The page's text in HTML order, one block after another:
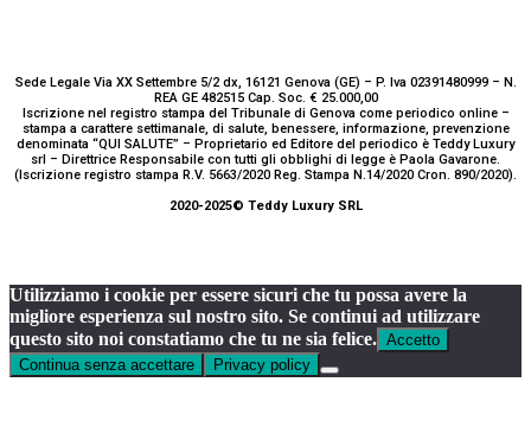
Sede Legale Via XX Settembre 5/2 dx, 16121 Genova (GE) – P. Iva 02391480999 – N.
REA GE 482515 Cap. Soc. € 25.000,00
Iscrizione nel registro stampa del Tribunale di Genova come periodico online –
stampa a carattere settimanale, di salute, benessere, informazione, prevenzione
denominata “QUI SALUTE” – Proprietario ed Editore del periodico è Teddy Luxury
srl – Direttrice Responsabile con tutti gli obblighi di legge è Paola Gavarone.
(Iscrizione registro stampa R.V. 5663/2020 Reg. Stampa N.14/2020 Cron. 890/2020).
2020-2025© Teddy Luxury SRL
Utilizziamo i cookie per essere sicuri che tu possa avere la
migliore esperienza sul nostro sito. Se continui ad utilizzare
questo sito noi constatiamo che tu ne sia felice. Accetto
Continua senza accettare
Privacy policy